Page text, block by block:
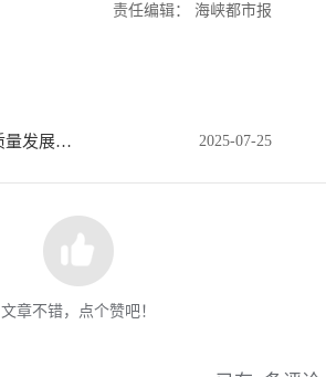
责任编辑： 海峡都市报
我为福建高质量发展献策 2025-07-25
文章不错，点个赞吧！